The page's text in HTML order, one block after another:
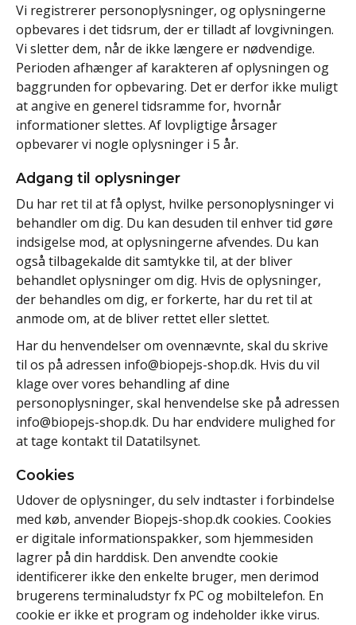
Vi registrerer personoplysninger, og oplysningerne
opbevares i det tidsrum, der er tilladt af lovgivningen.
Vi sletter dem, når de ikke længere er nødvendige.
Perioden afhænger af karakteren af oplysningen og
baggrunden for opbevaring. Det er derfor ikke muligt
at angive en generel tidsramme for, hvornår
informationer slettes. Af lovpligtige årsager
opbevarer vi nogle oplysninger i 5 år.
Adgang til oplysninger
Du har ret til at få oplyst, hvilke personoplysninger vi
behandler om dig. Du kan desuden til enhver tid gøre
indsigelse mod, at oplysningerne afvendes. Du kan
også tilbagekalde dit samtykke til, at der bliver
behandlet oplysninger om dig. Hvis de oplysninger,
der behandles om dig, er forkerte, har du ret til at
anmode om, at de bliver rettet eller slettet.
Har du henvendelser om ovennævnte, skal du skrive
til os på adressen info@biopejs-shop.dk. Hvis du vil
klage over vores behandling af dine
personoplysninger, skal henvendelse ske på adressen
info@biopejs-shop.dk. Du har endvidere mulighed for
at tage kontakt til Datatilsynet.
Cookies
Udover de oplysninger, du selv indtaster i forbindelse
med køb, anvender Biopejs-shop.dk cookies. Cookies
er digitale informationspakker, som hjemmesiden
lagrer på din harddisk. Den anvendte cookie
identificerer ikke den enkelte bruger, men derimod
brugerens terminaludstyr fx PC og mobiltelefon. En
cookie er ikke et program og indeholder ikke virus.